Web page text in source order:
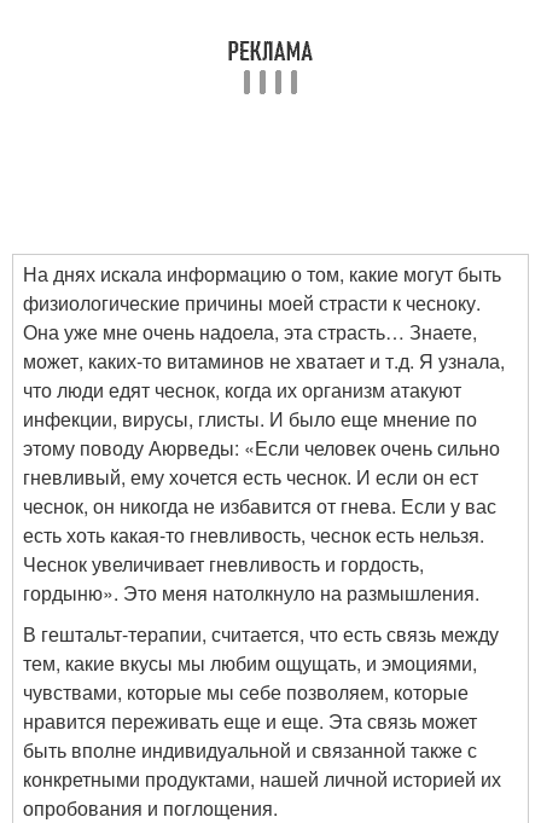
На днях искала информацию о том, какие могут быть
физиологические причины моей страсти к чесноку.
Она уже мне очень надоела, эта страсть… Знаете,
может, каких-то витаминов не хватает и т.д. Я узнала,
что люди едят чеснок, когда их организм атакуют
инфекции, вирусы, глисты. И было еще мнение по
этому поводу Аюрведы: «Если человек очень сильно
гневливый, ему хочется есть чеснок. И если он ест
чеснок, он никогда не избавится от гнева. Если у вас
есть хоть какая-то гневливость, чеснок есть нельзя.
Чеснок увеличивает гневливость и гордость,
гордыню». Это меня натолкнуло на размышления.
В гештальт-терапии, считается, что есть связь между
тем, какие вкусы мы любим ощущать, и эмоциями,
чувствами, которые мы себе позволяем, которые
нравится переживать еще и еще. Эта связь может
быть вполне индивидуальной и связанной также с
конкретными продуктами, нашей личной историей их
опробования и поглощения.